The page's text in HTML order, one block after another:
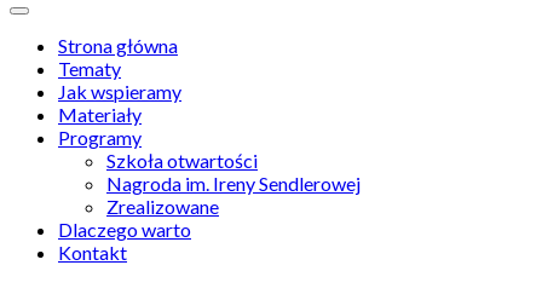
Strona główna
Tematy
Jak wspieramy
Materiały
Programy
Szkoła otwartości
Nagroda im. Ireny Sendlerowej
Zrealizowane
Dlaczego warto
Kontakt